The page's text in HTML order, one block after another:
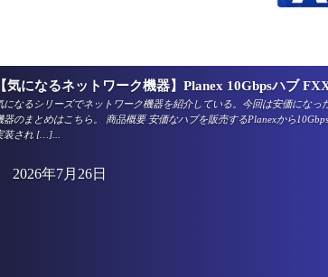
【気になるネットワーク機器】Planex 10Gbpsハブ
になるシリーズでネットワーク機器を紹介している。今回は安価になっ
器のまとめはこちら。 商品概要 安価なハブを販売するPlanexから
装され […]...
2026年7月26日